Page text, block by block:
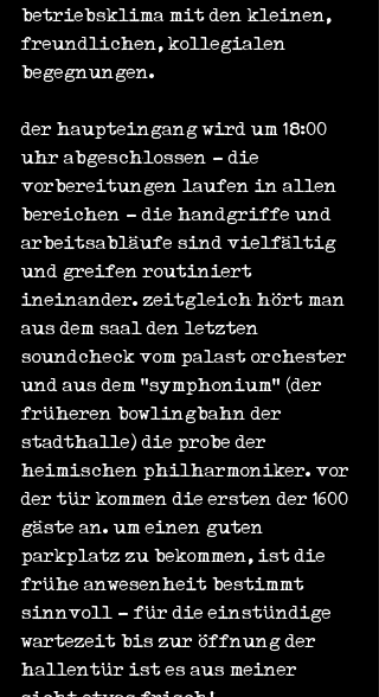
betriebsklima mit den kleinen,
freundlichen, kollegialen
begegnungen.
der haupteingang wird um 18:00
uhr abgeschlossen - die
vorbereitungen laufen in allen
bereichen - die handgriffe und
arbeitsabläufe sind vielfältig
und greifen routiniert
ineinander. zeitgleich hört man
aus dem saal den letzten
soundcheck vom palast orchester
und aus dem "symphonium" (der
früheren bowlingbahn der
stadthalle) die probe der
heimischen philharmoniker. vor
der tür kommen die ersten der 1600
gäste an. um einen guten
parkplatz zu bekommen, ist die
frühe anwesenheit bestimmt
sinnvoll - für die einstündige
wartezeit bis zur öffnung der
hallentür ist es aus meiner